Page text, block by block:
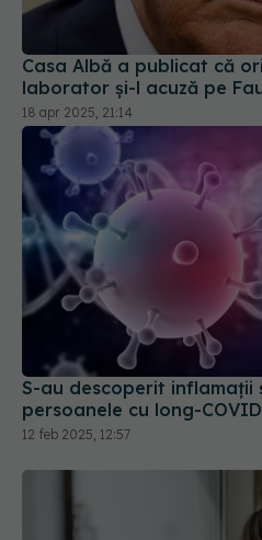
Casa Albă a publicat că
laborator și-l acuză pe
18 apr 2025, 21:14
S-au descoperit inflamaţii
persoanele cu long-COVID
12 feb 2025, 12:57